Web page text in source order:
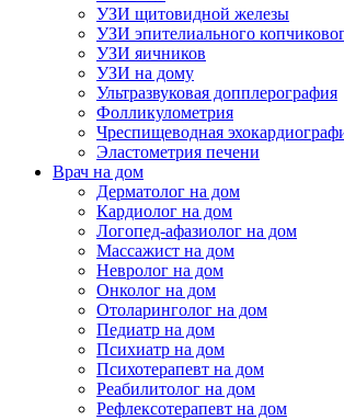
УЗИ щитовидной железы
УЗИ эпителиального
УЗИ яичников
УЗИ на дому
Ультразвуковая допплерография
Фолликулометрия
Чреспищеводная
Эластометрия печени
Врач на дом
Дерматолог на дом
Кардиолог на дом
Логопед-афазиолог на дом
Массажист на дом
Невролог на дом
Онколог на дом
Отоларинголог на дом
Педиатр на дом
Психиатр на дом
Психотерапевт на дом
Реабилитолог на дом
Рефлексотерапевт на дом